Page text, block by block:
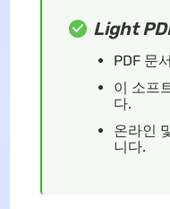
Light
PDF 문
이 소프
다.
온라인
니다.